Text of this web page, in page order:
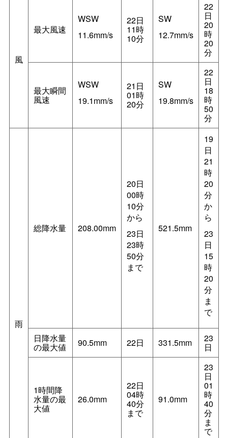
風
最大風速
WSW
11.6mm/s
22日
11時
10分
SW
12.7mm/s
22
日
20
時
20
分
最大瞬間
風速
WSW
19.1mm/s
21日
01時
20分
SW
19.8mm/s
22
日
18
時
50
分
雨
総降水量 208.00mm
20日
00時
10分
から
23日
23時
50分
まで
521.5mm
19
日
21
時
20
分
か
ら
23
日
15
時
20
分
ま
で
日降水量
の最大値 90.5mm 22日 331.5mm 23
日
1時間降
水量の最
大値
26.0mm
22日
04時
40分
まで
91.0mm
23
日
01
時
40
分
ま
で